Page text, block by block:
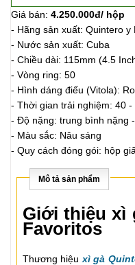
Giá bán: 4.250.000đ/ hộp
- Hãng sản xuất: Quintero y
- Nước sản xuất: Cuba
- Chiều dài: 115mm (4.5
- Vòng ring: 50
- Hình dáng điếu (Vitola):
- Thời gian trải nghiệm: 40 -
- Độ nặng: trung bình nặng
- Màu sắc: Nâu sáng
- Quy cách đóng gói: hộp
Mô tả sản phẩm
Giới thiệu xì
Favoritos
Thương hiệu xì gà